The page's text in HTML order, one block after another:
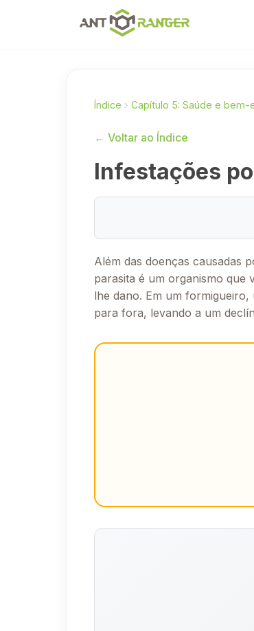
Índice › Capítulo 5: Saúde e bem-
← Voltar ao Índice
Infestações
Além das doenças causadas
parasita é um organismo que
lhe dano. Em um
para fora, levando a um